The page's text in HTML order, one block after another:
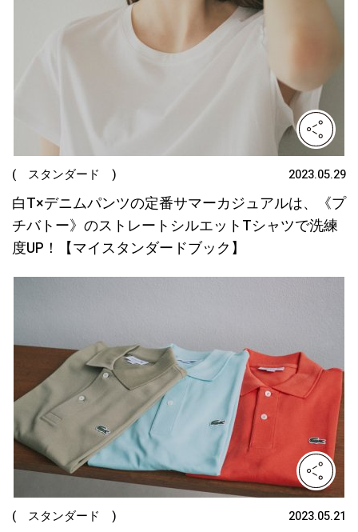
( スタンダード ) 2023.05.29
白T×デニムパンツの定番サマーカジュアルは、《プ
チバトー》のストレートシルエットTシャツで洗練
度UP！【マイスタンダードブック】
( スタンダード ) 2023.05.21